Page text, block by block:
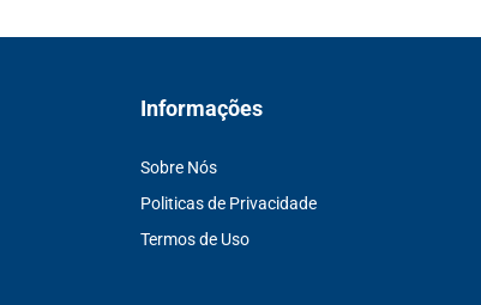
Informações
Sobre Nós
Politicas de Privacidade
Termos de Uso